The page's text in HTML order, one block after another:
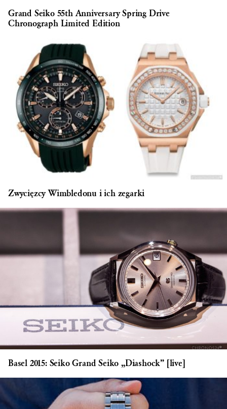
Grand Seiko 55th Anniversary Spring Drive
Chronograph Limited Edition
Zwycięzcy Wimbledonu i ich zegarki
Basel 2015: Seiko Grand Seiko „Diashock” [live]